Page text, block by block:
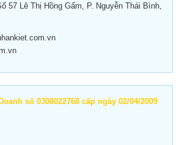
57 Lê Thị Hồng Gấm, P. Nguyễn Thái Bình,
số 0308022768 cấp ngày 02/04/2009